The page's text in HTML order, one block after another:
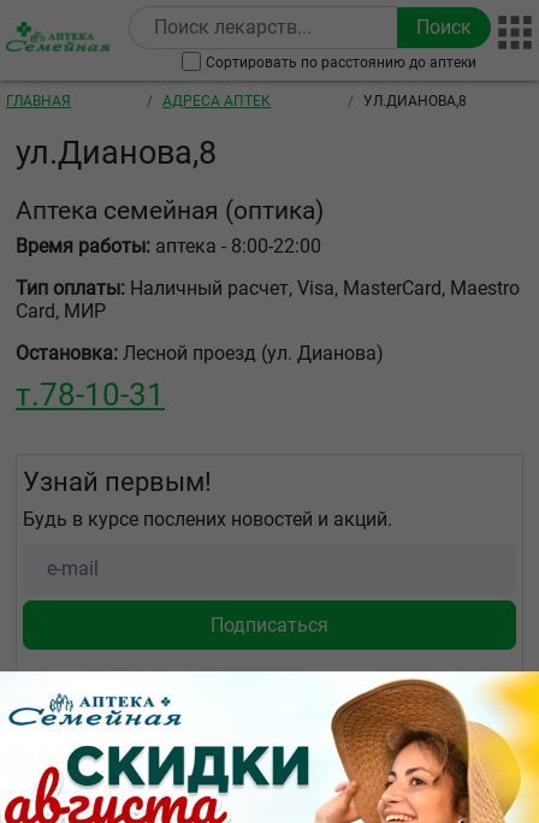
Сортировать по расстоянию до аптеки
Строка навигации
ГЛАВНАЯ АДРЕСА АПТЕК УЛ.ДИАНОВА,8
ул.Дианова,8
Аптека семейная (оптика)
Время работы: аптека - 8:00-22:00
Тип оплаты: Наличный расчет, Visa, MasterCard, Maestro
Card, МИР
Остановка: Лесной проезд (ул. Дианова)
т.78-10-31
Узнай первым!
Будь в курсе послених новостей и акций.
О КОМПАНИИ
ИНФОРМАЦИЯ